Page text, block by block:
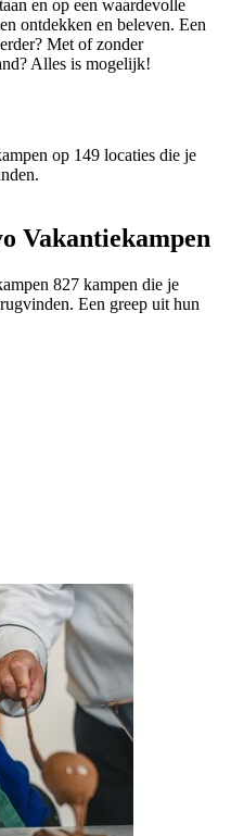
en op een waardevolle
ontdekken en beleven. Een
Met of zonder
Alles is mogelijk!
op 149 locaties die je
Vakantiekampen
827 kampen die je
Een greep uit hun